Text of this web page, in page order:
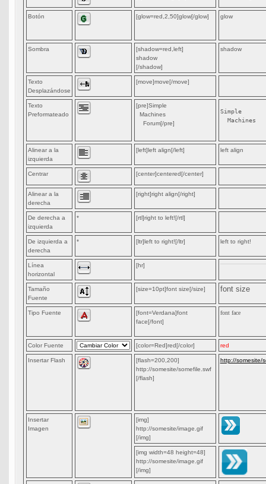
Botón [glow=red,2,50]glow[/glow] glow
Sombra
[shadow=red,left]
shadow
[/shadow]
shadow
Texto
Desplazándose
[move]move[/move]
Texto
Preformateado
[pre]Simple
Machines
Forum[/pre]
Simple
  Machines
Alinear a la
izquierda
[left]left align[/left] left align
Centrar [center]centered[/center]
Alinear a la
derecha
[right]right align[/right]
De derecha a
izquierda
* [rtl]right to left![/rtl]
De izquierda a
derecha
* [ltr]left to right![/ltr] left to right!
Línea
horizontal
[hr]
Tamaño
Fuente
[size=10pt]font size[/size] font size
Tipo Fuente
[font=Verdana]font
face[/font]
font face
Color Fuente [color=Red]red[/color] red
Insertar Flash
[flash=200,200]
http://somesite/somefile.swf
[/flash]
http://somesite/
Insertar
Imagen
[img]
http://somesite/image.gif
[/img]
[img width=48 height=48]
http://somesite/image.gif
[/img]